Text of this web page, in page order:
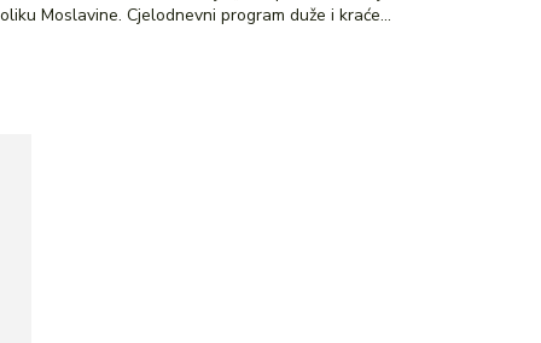
u Moslavini“ koja se održava za vikend 22.4.-23.4.2023. u Kutini, a uključuje biciklijade i planinarenje u prekrasnom krajoliku Moslavine. Cjelodnevni program duže i kraće...